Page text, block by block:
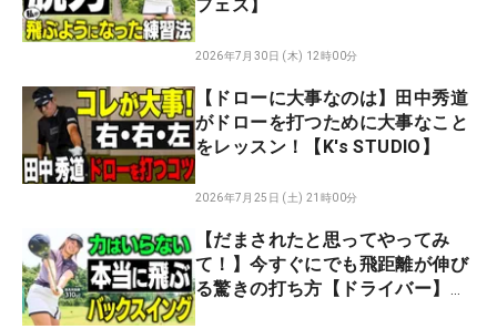
フェス】
2026年7月30日 (木) 12時00分
【ドローに大事なのは】田中秀道
がドローを打つために大事なこと
をレッスン！【K's STUDIO】
2026年7月25日 (土) 21時00分
【だまされたと思ってやってみ
て！】今すぐにでも飛距離が伸び
る驚きの打ち方【ドライバー】